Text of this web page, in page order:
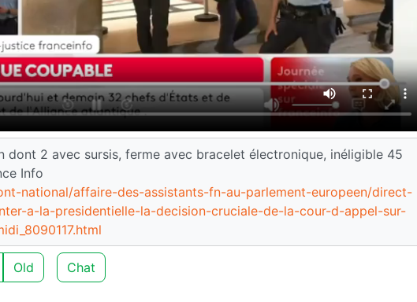
dont 2 avec sursis, ferme avec bracelet électronique, inéligible 45
Info
national/affaire-des-assistants-fn-au-parlement-europeen/direct-
a-la-presidentielle-la-decision-cruciale-de-la-cour-d-appel-sur-
Old Chat